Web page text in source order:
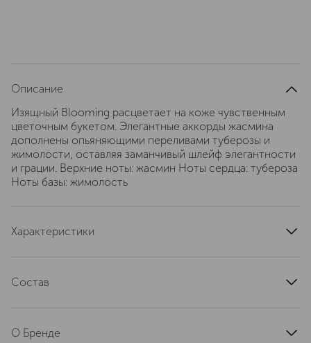
Описание
Изящный Blooming расцветает на коже чувственным
цветочным букетом. Элегантные аккорды жасмина
дополнены опьяняющими переливами туберозы и
жимолости, оставляя заманчивый шлейф элегантности
и грации. Верхние ноты: жасмин Ноты сердца: тубероза
Ноты базы: жимолость
Характеристики
ноты сердца
страна производства
Состав
цитронеллол, эвгенол, гераниол, изоэвгенол, лимонен,
О Бренде